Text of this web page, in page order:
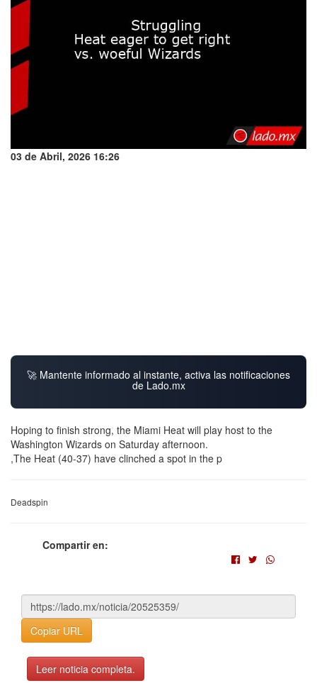
03 de Abril, 2026 16:26
🚀 Mantente informado al instante, activa las notificaciones
de Lado.mx
Hoping to finish strong, the Miami Heat will play host to the
Washington Wizards on Saturday afternoon.
,The Heat (40-37) have clinched a spot in the p
Deadspin
Compartir en:
Copiar URL
Leer noticia completa.